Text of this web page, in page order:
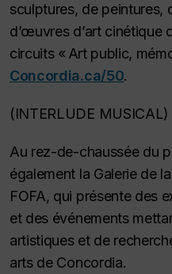
sculptures, de peintures,
d’œuvres d’art cinétique
circuits « Art public,
Concordia.ca/50.
(INTERLUDE MUSICAL)
Au rez-de-chaussée du
également la Galerie de
FOFA, qui présente des
et des événements
artistiques et de
arts de Concordia.